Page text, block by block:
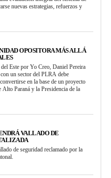
nuevas estrategias, refuerzos y
OPOSITORA MÁS ALLÁ
Este por Yo Creo, Daniel Pereira
un sector del PLRA debe
en la base de un proyecto
Paraná y la Presidencia de la
VALLADO DE
de seguridad reclamado por la